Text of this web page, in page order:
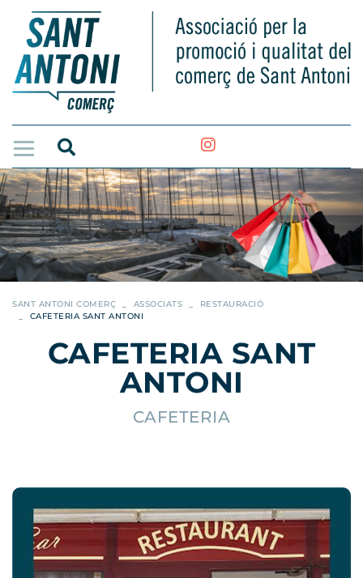
SANT ANTONI COMERÇ ASSOCIATS
RESTAURACIÓ
CAFETERIA SANT ANTONI
CAFETERIA SANT
ANTONI
CAFETERIA